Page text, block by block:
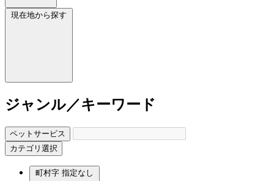
現在地から探す
ジャンル／キーワード
ペットサービス
カテゴリ選択
町村字 指定なし